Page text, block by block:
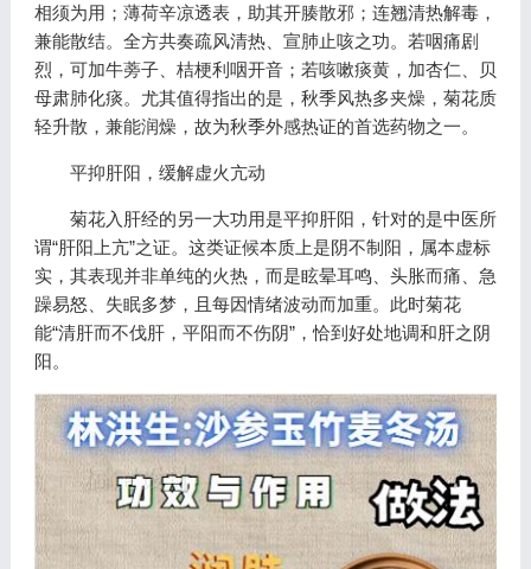
相须为用；薄荷辛凉透表，助其开腠散邪；连翘清热解毒，
兼能散结。全方共奏疏风清热、宣肺止咳之功。若咽痛剧
烈，可加牛蒡子、桔梗利咽开音；若咳嗽痰黄，加杏仁、贝
母肃肺化痰。尤其值得指出的是，秋季风热多夹燥，菊花质
轻升散，兼能润燥，故为秋季外感热证的首选药物之一。
平抑肝阳，缓解虚火亢动
菊花入肝经的另一大功用是平抑肝阳，针对的是中医所
谓“肝阳上亢”之证。这类证候本质上是阴不制阳，属本虚标
实，其表现并非单纯的火热，而是眩晕耳鸣、头胀而痛、急
躁易怒、失眠多梦，且每因情绪波动而加重。此时菊花
能“清肝而不伐肝，平阳而不伤阴”，恰到好处地调和肝之阴
阳。